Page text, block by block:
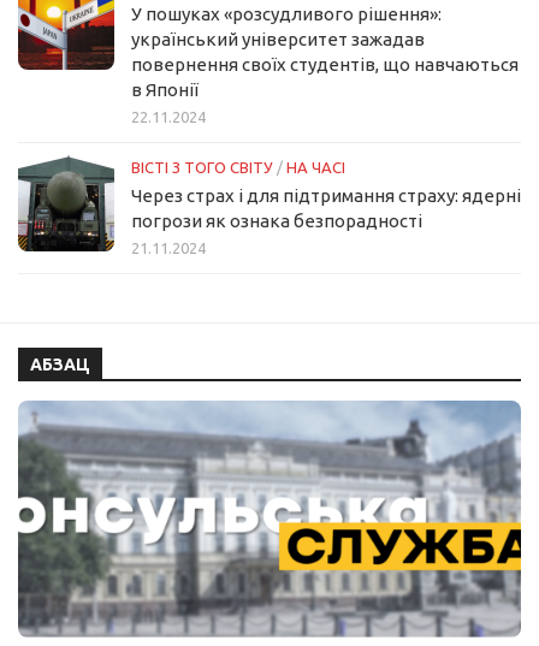
У пошуках «розсудливого рішення»:
український університет зажадав
повернення своїх студентів, що навчаються
в Японії
22.11.2024
ВІСТІ З ТОГО СВІТУ / НА ЧАСІ
Через страх і для підтримання страху: ядерні
погрози як ознака безпорадності
21.11.2024
АБЗАЦ